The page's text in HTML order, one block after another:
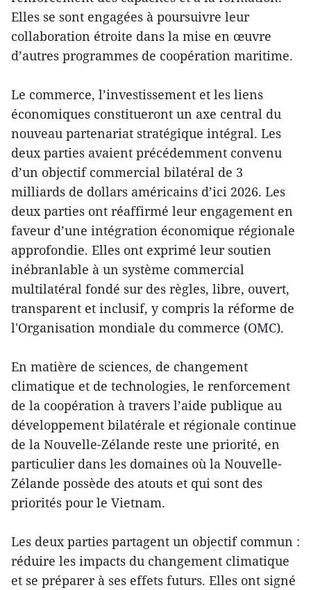
Elles se sont engagées à poursuivre leur
collaboration étroite dans la mise en œuvre
d’autres programmes de coopération maritime.
Le commerce, l’investissement et les liens
économiques constitueront un axe central du
nouveau partenariat stratégique intégral. Les
deux parties avaient précédemment convenu
d’un objectif commercial bilatéral de 3
milliards de dollars américains d’ici 2026. Les
deux parties ont réaffirmé leur engagement en
faveur d’une intégration économique régionale
approfondie. Elles ont exprimé leur soutien
inébranlable à un système commercial
multilatéral fondé sur des règles, libre, ouvert,
transparent et inclusif, y compris la réforme de
l'Organisation mondiale du commerce (OMC).
En matière de sciences, de changement
climatique et de technologies, le renforcement
de la coopération à travers l’aide publique au
développement bilatérale et régionale continue
de la Nouvelle-Zélande reste une priorité, en
particulier dans les domaines où la Nouvelle-
Zélande possède des atouts et qui sont des
priorités pour le Vietnam.
Les deux parties partagent un objectif commun :
réduire les impacts du changement climatique
et se préparer à ses effets futurs. Elles ont signé